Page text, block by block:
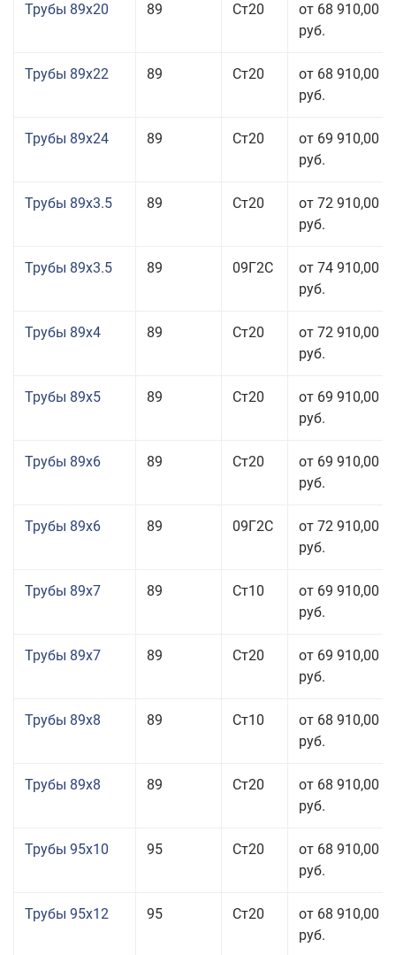
Трубы 89x20 89 Ст20
от 68 910,00
руб.
Трубы 89x22 89 Ст20
от 68 910,00
руб.
Трубы 89x24 89 Ст20
от 69 910,00
руб.
Трубы 89x3.5 89 Ст20
от 72 910,00
руб.
Трубы 89x3.5 89 09Г2С
от 74 910,00
руб.
Трубы 89x4 89 Ст20
от 72 910,00
руб.
Трубы 89x5 89 Ст20
от 69 910,00
руб.
Трубы 89x6 89 Ст20
от 69 910,00
руб.
Трубы 89x6 89 09Г2С
от 72 910,00
руб.
Трубы 89x7 89 Ст10
от 69 910,00
руб.
Трубы 89x7 89 Ст20
от 69 910,00
руб.
Трубы 89x8 89 Ст10
от 68 910,00
руб.
Трубы 89x8 89 Ст20
от 68 910,00
руб.
Трубы 95x10 95 Ст20
от 68 910,00
руб.
Трубы 95x12 95 Ст20
от 68 910,00
руб.